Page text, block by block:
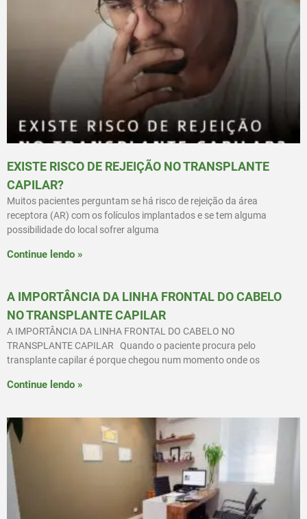
EXISTE RISCO DE REJEIÇÃO NO TRANSPLANTE
CAPILAR?
Muitos pacientes perguntam se há risco de rejeição da área
receptora (AR) com os folículos implantados e se tem alguma
possibilidade do local sofrer alguma
Continue lendo »
A IMPORTÂNCIA DA LINHA FRONTAL DO CABELO
NO TRANSPLANTE CAPILAR
A IMPORTÂNCIA DA LINHA FRONTAL DO CABELO NO
TRANSPLANTE CAPILAR Quando o paciente procura pelo
transplante capilar é porque chegou num momento onde os
Continue lendo »